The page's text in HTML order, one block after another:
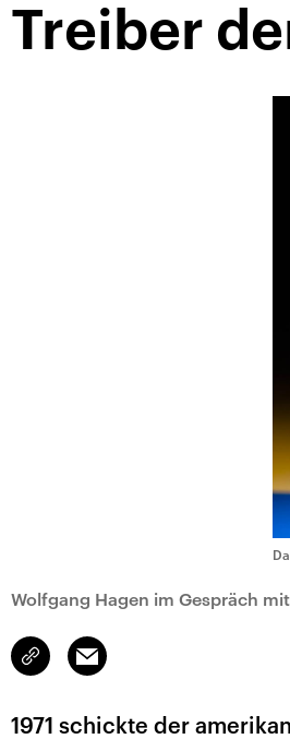
Treiber
Wolfgang Hagen im Gespräch
Link
kopieren/teilen
Email
1971 schickte der